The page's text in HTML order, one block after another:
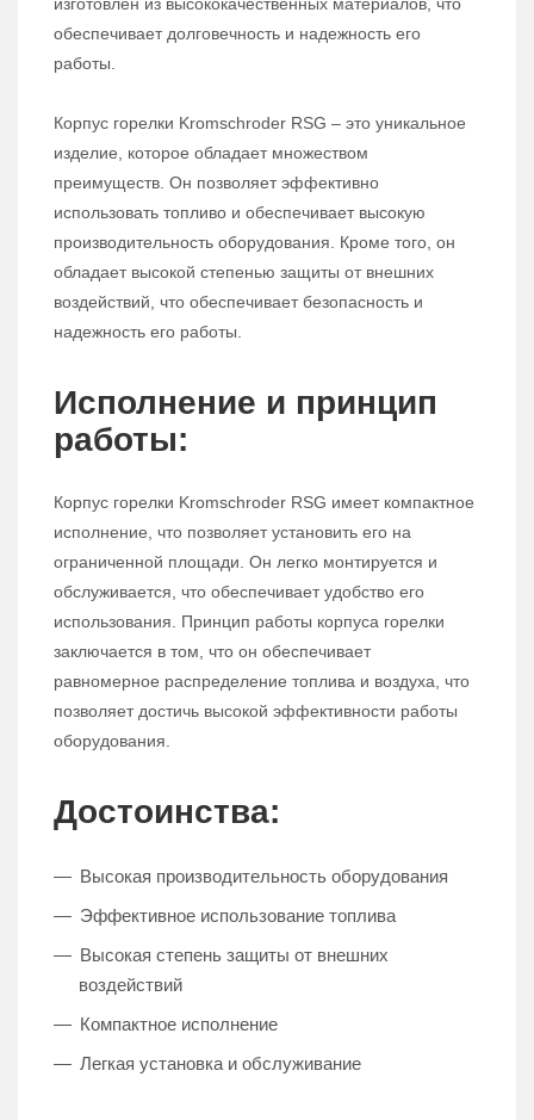
обеспечивает долговечность и надежность его
работы.
Корпус горелки Kromschroder RSG – это уникальное
изделие, которое обладает множеством
преимуществ. Он позволяет эффективно
использовать топливо и обеспечивает высокую
производительность оборудования. Кроме того, он
обладает высокой степенью защиты от внешних
воздействий, что обеспечивает безопасность и
надежность его работы.
Исполнение и принцип
работы:
Корпус горелки Kromschroder RSG имеет компактное
исполнение, что позволяет установить его на
ограниченной площади. Он легко монтируется и
обслуживается, что обеспечивает удобство его
использования. Принцип работы корпуса горелки
заключается в том, что он обеспечивает
равномерное распределение топлива и воздуха, что
позволяет достичь высокой эффективности работы
оборудования.
Достоинства:
Высокая производительность оборудования
Эффективное использование топлива
Высокая степень защиты от внешних
воздействий
Компактное исполнение
Легкая установка и обслуживание